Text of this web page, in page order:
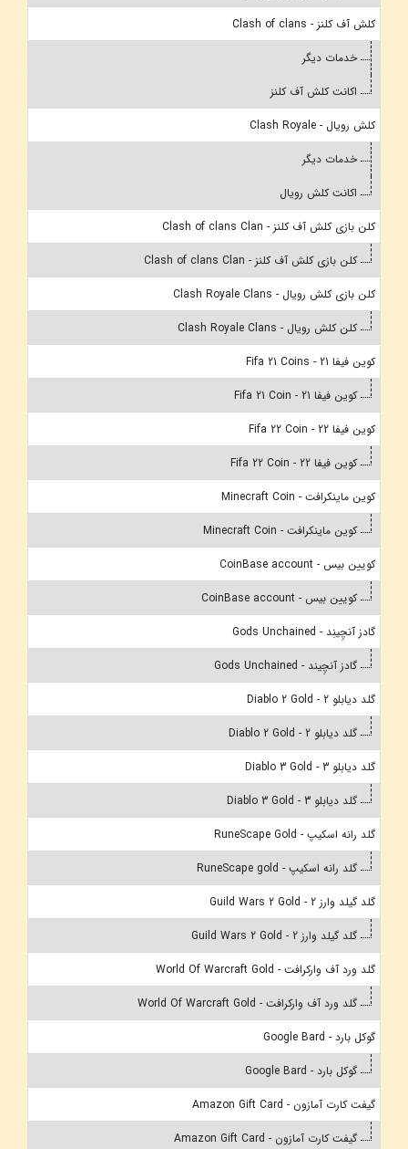
کلش آف کلنز - Clash of clans
خدمات دیگر
اکانت کلش آف کلنز
کلش رویال - Clash Royale
خدمات دیگر
اکانت کلش رویال
کلن بازی کلش آف کلنز - Clash of clans Clan
کلن بازی کلش آف کلنز - Clash of clans Clan
کلن بازی کلش رویال - Clash Royale Clans
کلن کلش رویال - Clash Royale Clans
کوین فیفا 21 - Fifa 21 Coins
کوین فیفا 21 - Fifa 21 Coin
کوین فیفا 22 - Fifa 22 Coin
کوین فیفا 22 - Fifa 22 Coin
کوین ماینکرافت - Minecraft Coin
کوین ماینکرافت - Minecraft Coin
کویین بیس - CoinBase account
کویین بیس - CoinBase account
گادز آنچِینِد - Gods Unchained
گادز آنچِیند - Gods Unchained
گلد دیابلو 2 - Diablo 2 Gold
گلد دیابلو 2 - Diablo 2 Gold
گلد دیابلو 3 - Diablo 3 Gold
گلد دیابلو 3 - Diablo 3 Gold
گلد رانه اسکیپ - RuneScape Gold
گلد رانه اسکیپ - RuneScape gold
گلد گیلد وارز 2 - Guild Wars 2 Gold
گلد گیلد وارز 2 - Guild Wars 2 Gold
گلد ورد آف وارکرافت - World Of Warcraft Gold
گلد ورد آف وارکرافت - World Of Warcraft Gold
گوکل بارد - Google Bard
گوکل بارد - Google Bard
گیفت کارت آمازون - Amazon Gift Card
گیفت کارت آمازون - Amazon Gift Card